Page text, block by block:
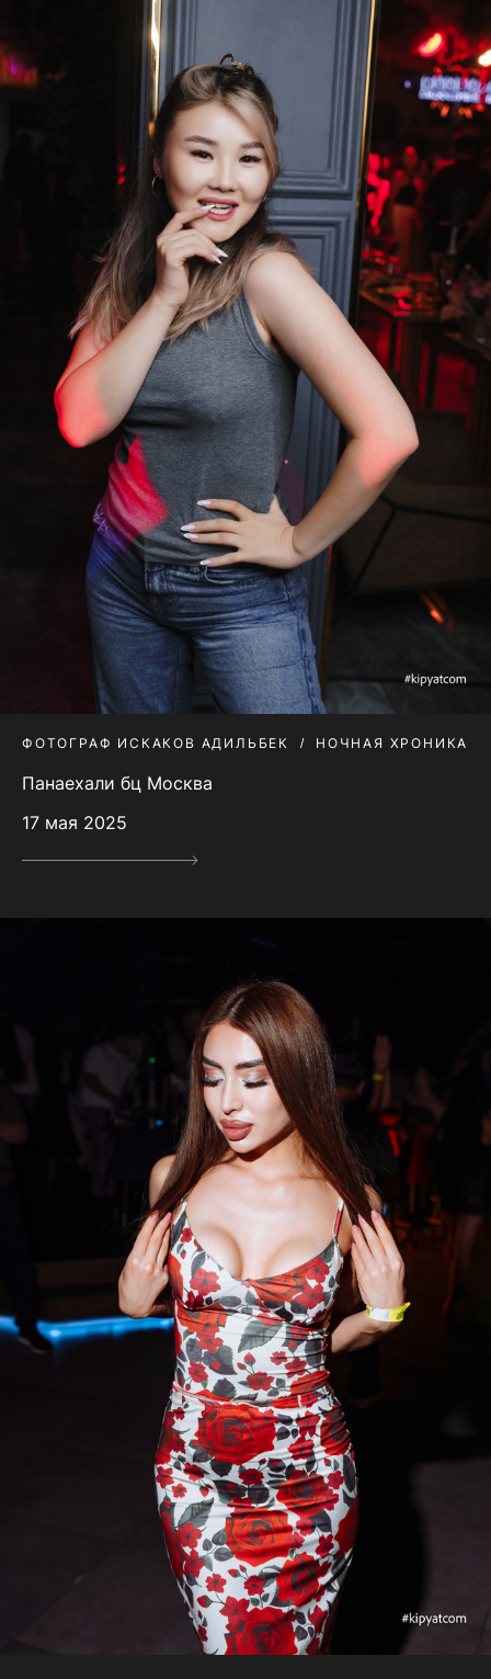
ФОТОГРАФ ИСКАКОВ АДИЛЬБЕК НОЧНАЯ ХРОНИКА
Панаехали бц Москва
17 мая 2025